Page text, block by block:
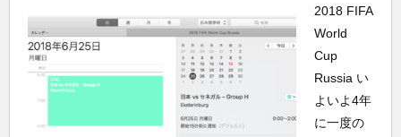
2018 FIFA
World
Cup
Russia い
よいよ4年
に一度の